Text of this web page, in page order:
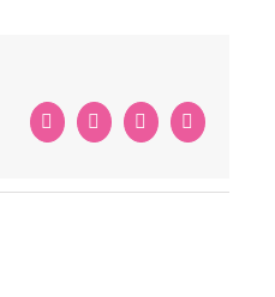
FacebookLinkedInPinterest
E-
Mail